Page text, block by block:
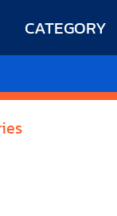
CATEGORY